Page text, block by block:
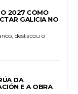
2027 COMO
GALICIA NO
destacou o
DA
E A OBRA